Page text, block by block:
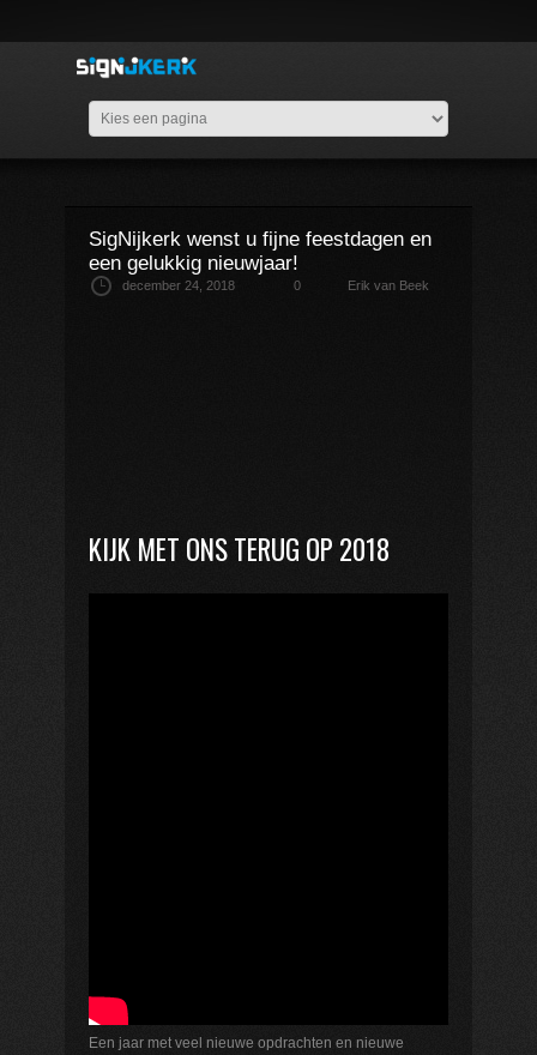
SigNijkerk wenst u fijne feestdagen en
een gelukkig nieuwjaar!
december 24, 2018 0 Erik van Beek
KIJK MET ONS TERUG OP 2018
Een jaar met veel nieuwe opdrachten en nieuwe